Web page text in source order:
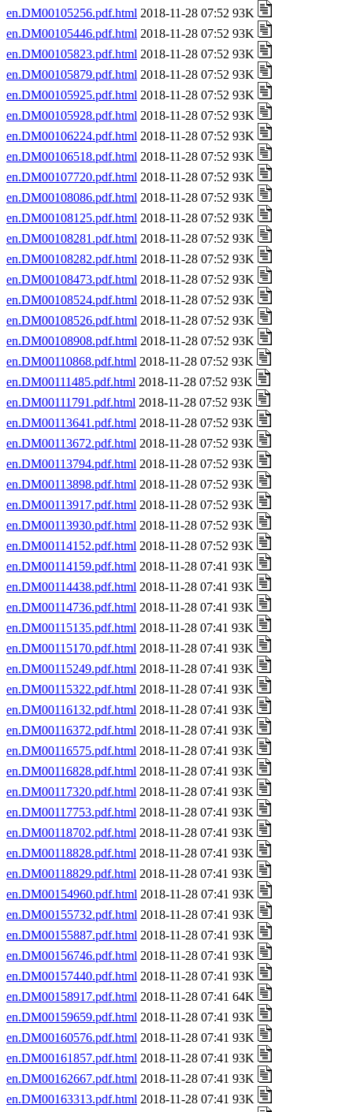
en.DM00105256.pdf.html 2018-11-28 07:52 93K
en.DM00105446.pdf.html 2018-11-28 07:52 93K
en.DM00105823.pdf.html 2018-11-28 07:52 93K
en.DM00105879.pdf.html 2018-11-28 07:52 93K
en.DM00105925.pdf.html 2018-11-28 07:52 93K
en.DM00105928.pdf.html 2018-11-28 07:52 93K
en.DM00106224.pdf.html 2018-11-28 07:52 93K
en.DM00106518.pdf.html 2018-11-28 07:52 93K
en.DM00107720.pdf.html 2018-11-28 07:52 93K
en.DM00108086.pdf.html 2018-11-28 07:52 93K
en.DM00108125.pdf.html 2018-11-28 07:52 93K
en.DM00108281.pdf.html 2018-11-28 07:52 93K
en.DM00108282.pdf.html 2018-11-28 07:52 93K
en.DM00108473.pdf.html 2018-11-28 07:52 93K
en.DM00108524.pdf.html 2018-11-28 07:52 93K
en.DM00108526.pdf.html 2018-11-28 07:52 93K
en.DM00108908.pdf.html 2018-11-28 07:52 93K
en.DM00110868.pdf.html 2018-11-28 07:52 93K
en.DM00111485.pdf.html 2018-11-28 07:52 93K
en.DM00111791.pdf.html 2018-11-28 07:52 93K
en.DM00113641.pdf.html 2018-11-28 07:52 93K
en.DM00113672.pdf.html 2018-11-28 07:52 93K
en.DM00113794.pdf.html 2018-11-28 07:52 93K
en.DM00113898.pdf.html 2018-11-28 07:52 93K
en.DM00113917.pdf.html 2018-11-28 07:52 93K
en.DM00113930.pdf.html 2018-11-28 07:52 93K
en.DM00114152.pdf.html 2018-11-28 07:52 93K
en.DM00114159.pdf.html 2018-11-28 07:41 93K
en.DM00114438.pdf.html 2018-11-28 07:41 93K
en.DM00114736.pdf.html 2018-11-28 07:41 93K
en.DM00115135.pdf.html 2018-11-28 07:41 93K
en.DM00115170.pdf.html 2018-11-28 07:41 93K
en.DM00115249.pdf.html 2018-11-28 07:41 93K
en.DM00115322.pdf.html 2018-11-28 07:41 93K
en.DM00116132.pdf.html 2018-11-28 07:41 93K
en.DM00116372.pdf.html 2018-11-28 07:41 93K
en.DM00116575.pdf.html 2018-11-28 07:41 93K
en.DM00116828.pdf.html 2018-11-28 07:41 93K
en.DM00117320.pdf.html 2018-11-28 07:41 93K
en.DM00117753.pdf.html 2018-11-28 07:41 93K
en.DM00118702.pdf.html 2018-11-28 07:41 93K
en.DM00118828.pdf.html 2018-11-28 07:41 93K
en.DM00118829.pdf.html 2018-11-28 07:41 93K
en.DM00154960.pdf.html 2018-11-28 07:41 93K
en.DM00155732.pdf.html 2018-11-28 07:41 93K
en.DM00155887.pdf.html 2018-11-28 07:41 93K
en.DM00156746.pdf.html 2018-11-28 07:41 93K
en.DM00157440.pdf.html 2018-11-28 07:41 93K
en.DM00158917.pdf.html 2018-11-28 07:41 64K
en.DM00159659.pdf.html 2018-11-28 07:41 93K
en.DM00160576.pdf.html 2018-11-28 07:41 93K
en.DM00161857.pdf.html 2018-11-28 07:41 93K
en.DM00162667.pdf.html 2018-11-28 07:41 93K
en.DM00163313.pdf.html 2018-11-28 07:41 93K